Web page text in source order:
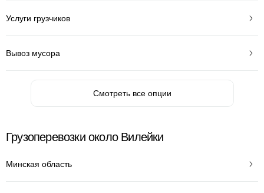
Услуги грузчиков
Вывоз мусора
Смотреть все опции
Грузоперевозки около Вилейки
Минская область